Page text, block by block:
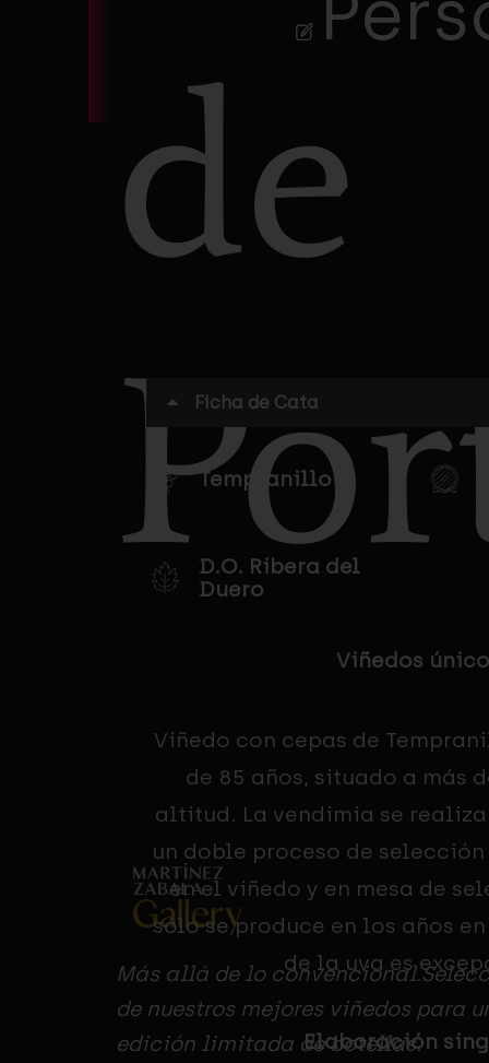
de
Más allá de lo
de nuestros mejores viñedos para
edición limitada de botellas.
Ficha de Cata
Tempranillo
D.O. Ribera del
Duero
Viñedos
Viñedo con cepas de
de 85 años, situado a más
altitud. La vendimia se realiza
un doble proceso de
en el viñedo y en mesa de
sólo se produce en los años
de la uva es
Elaboración